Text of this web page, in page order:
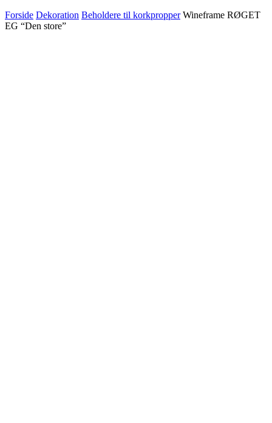
Forside Dekoration Beholdere til korkpropper Wineframe RØGET
EG “Den store”